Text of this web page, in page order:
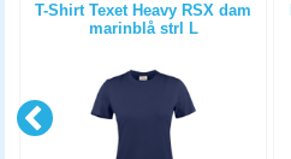
T-Shirt Texet Heavy RSX dam
marinblå strl L